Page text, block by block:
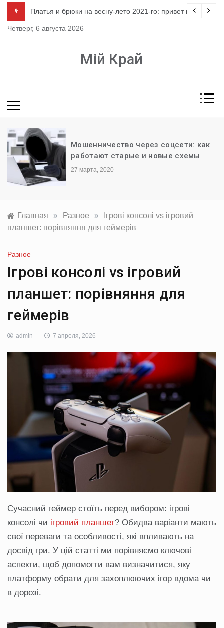
содержимому
Платья и брюки на весну-лето 2021-го: привет из 80-х
Четверг, 6 августа 2026
Мій Край
Мошенничество через соцсети: как
работают старые и новые схемы
27 марта, 2020
Главная » Разное »
Ігрові консолі vs ігровий
планшет: порівняння для геймерів
Разное
Ігрові консолі vs ігровий
планшет: порівняння для
геймерів
admin 7 апреля, 2026
Сучасний геймер стоїть перед вибором: ігрові
консолі чи ігровий планшет? Обидва варіанти мають
свої переваги та особливості, які впливають на
досвід гри. У цій статті ми порівняємо ключові
аспекти, щоб допомогти вам визначитися, яку
платформу обрати для захоплюючих ігор вдома чи
в дорозі.